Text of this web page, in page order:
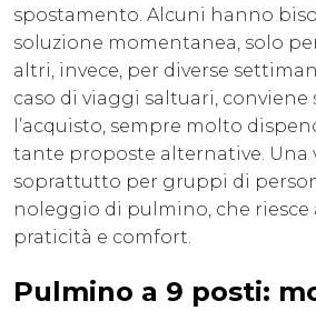
spostamento. Alcuni hanno
soluzione momentanea, solo
altri, invece, per diverse
caso di viaggi saltuari, conviene
l’acquisto, sempre molto
tante proposte alternative. Una
soprattutto per gruppi di
noleggio di pulmino, che riesce
praticità e comfort.
Pulmino a 9 posti: